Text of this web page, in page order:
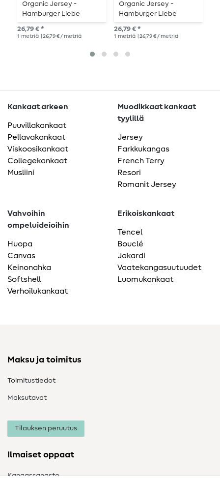
Organic Jersey -
Hamburger Liebe
Digitaalipainatus Musta
26,79 € *
1 metriä | 26,79 € / metriä
Organic Jersey -
Hamburger Liebe
Digitaalipainatus Al
Lago Limone Keltainen
26,79 € *
1 metriä | 26,79 € / metriä
Kankaat arkeen
Puuvillakankaat
Pellavakankaat
Viskoosikankaat
Collegekankaat
Musliini
Muodikkaat kankaat
tyylillä
Jersey
Farkkukangas
French Terry
Resori
Romanit Jersey
Vahvoihin
ompeluideioihin
Huopa
Canvas
Keinonahka
Softshell
Verhoilukankaat
Erikoiskankaat
Tencel
Bouclé
Jakardi
Vaatekangasuutuudet
Luomukankaat
Maksu ja toimitus
Toimitustiedot
Maksutavat
Tilauksen peruutus
Ilmaiset oppaat
Kangassanasto